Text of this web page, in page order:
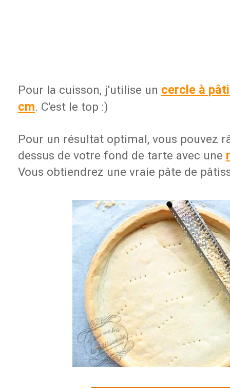
Pour la cuisson, j'utilise un cercle à
cm. C'est le top :)
Pour un résultat optimal, vous pouvez
dessus de votre fond de tarte avec une
Vous obtiendrez une vraie pâte de